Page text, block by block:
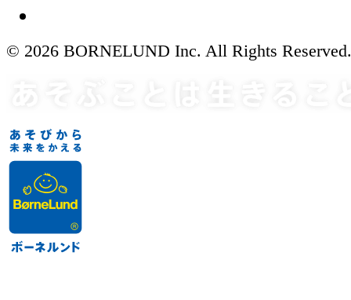
© 2026 BORNELUND Inc. All Rights Reserved.